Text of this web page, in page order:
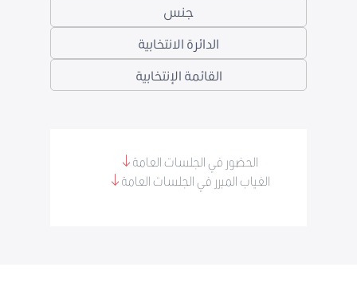
جنس
الدائرة الانتخابية
القائمة الإنتخابية
الحضور في الجلسات العامة
الغياب المبرر في الجلسات العامة